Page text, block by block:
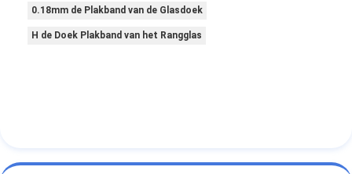
Ongeveer ons
0.18mm de Plakband van de Glasdoek
H de Doek Plakband van het Rangglas